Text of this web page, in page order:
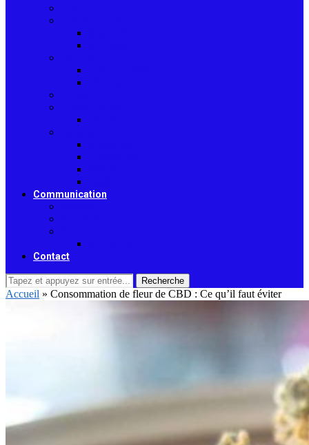
Communication
Contact
Recherche
Accueil » Consommation de fleur de CBD : Ce qu’il faut éviter